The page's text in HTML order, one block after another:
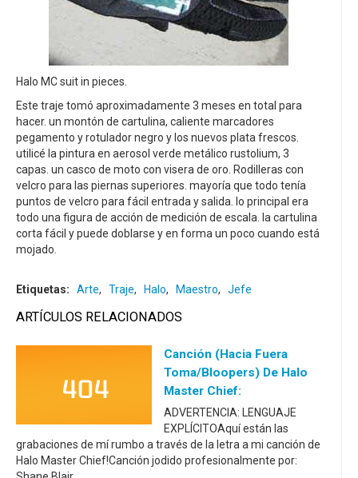
Halo MC suit in pieces.
Este traje tomó aproximadamente 3 meses en total para
hacer. un montón de cartulina, caliente marcadores
pegamento y rotulador negro y los nuevos plata frescos.
utilicé la pintura en aerosol verde metálico rustolium, 3
capas. un casco de moto con visera de oro. Rodilleras con
velcro para las piernas superiores. mayoría que todo tenía
puntos de velcro para fácil entrada y salida. lo principal era
todo una figura de acción de medición de escala. la cartulina
corta fácil y puede doblarse y en forma un poco cuando está
mojado.
Etiquetas: Arte, Traje, Halo, Maestro, Jefe
ARTÍCULOS RELACIONADOS
Canción (hacia Fuera
Toma/Bloopers) De Halo
Master Chief:
ADVERTENCIA: LENGUAJE
EXPLÍCITOAquí están las
grabaciones de mí rumbo a través de la letra a mi canción de
Halo Master Chief!Canción jodido profesionalmente por: